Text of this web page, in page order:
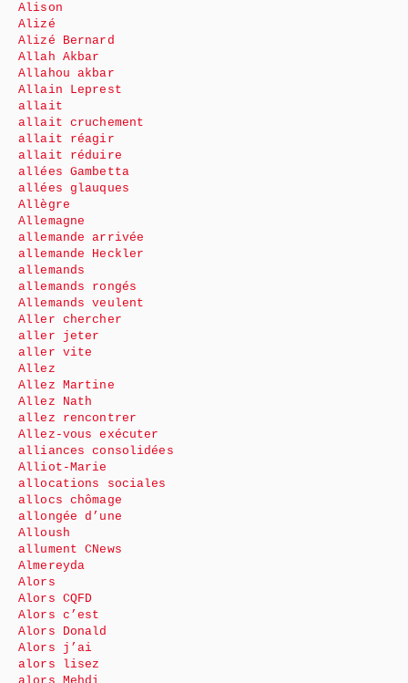
Alison
Alizé
Alizé Bernard
Allah Akbar
Allahou akbar
Allain Leprest
allait
allait cruchement
allait réagir
allait réduire
allées Gambetta
allées glauques
Allègre
Allemagne
allemande arrivée
allemande Heckler
allemands
allemands rongés
Allemands veulent
Aller chercher
aller jeter
aller vite
Allez
Allez Martine
Allez Nath
allez rencontrer
Allez-vous exécuter
alliances consolidées
Alliot-Marie
allocations sociales
allocs chômage
allongée d’une
Alloush
allument CNews
Almereyda
Alors
Alors CQFD
Alors c’est
Alors Donald
Alors j’ai
alors lisez